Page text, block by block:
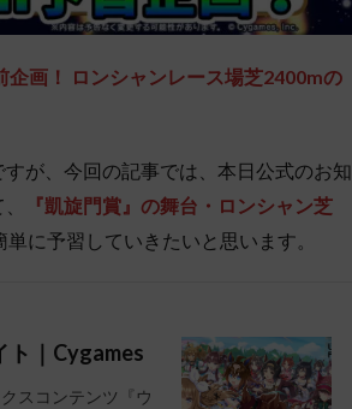
企画！ ロンシャンレース場芝2400mの
が、今回の記事では、本日公式のお知
『凱旋門賞』の舞台・ロンシャン芝
に予習していきたいと思います。
ト｜Cygames
スコンテンツ『ウ